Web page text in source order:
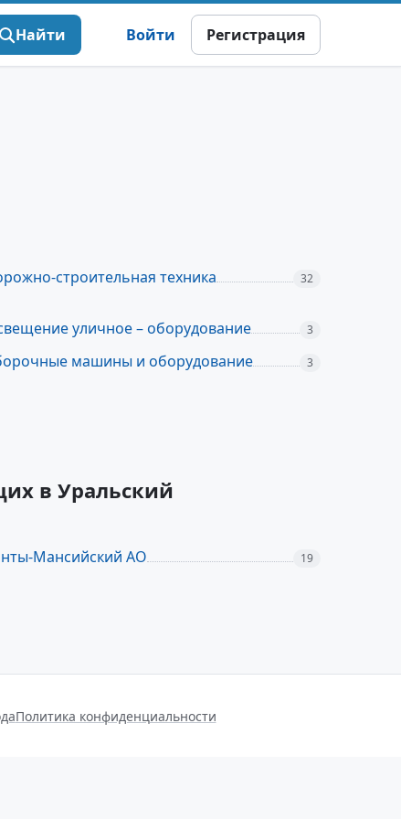
Найти Войти Регистрация
строительная техника 32
уличное – оборудование 3
машины и оборудование 3
в Уральский
Мансийский АО 19
Политика конфиденциальности